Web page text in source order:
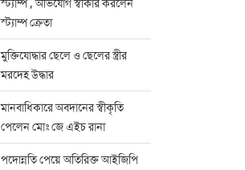
স্ট্যাম্প , অভিযোগ স্বীকার করলেন
স্ট্যাম্প ক্রেতা
মুক্তিযোদ্ধার ছেলে ও ছেলের স্ত্রীর
মরদেহ উদ্ধার
মানবাধিকারে অবদানের স্বীকৃতি
পেলেন মোঃ জে এইচ রানা
পদোন্নতি পেয়ে অতিরিক্ত আইজিপি